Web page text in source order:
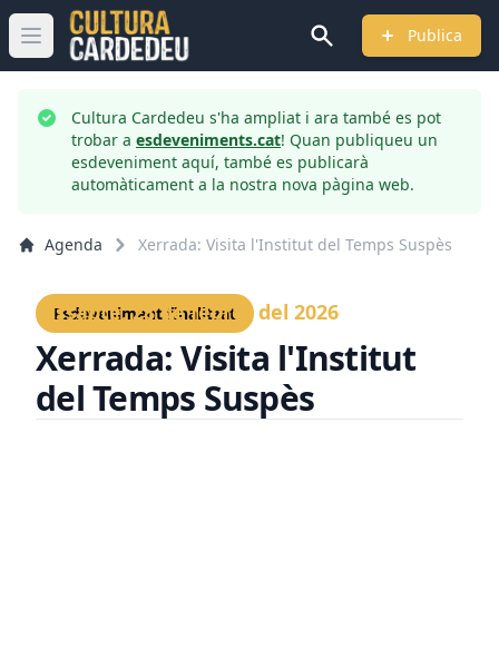
Obrir menú principal Publica
Cultura Cardedeu s'ha ampliat i ara també es pot
trobar a esdeveniments.cat! Quan publiqueu un
esdeveniment aquí, també es publicarà
automàticament a la nostra nova pàgina web.
Agenda Xerrada: Visita l'Institut del Temps Suspès
Esdeveniment finalitzat
Dissabte, 28 de febrer del 2026
Xerrada: Visita l'Institut
del Temps Suspès